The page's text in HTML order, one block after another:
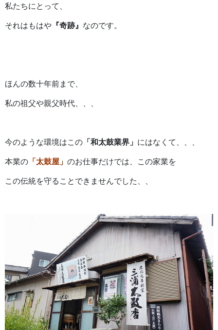
私たちにとって、
それはもはや 『奇跡』 なのです。
ほんの数十年前まで、
私の祖父や親父時代、、、
今のような環境はこの 「和太鼓業界」 にはなくて、、、
本業の 「太鼓屋」 のお仕事だけでは、この家業を
この伝統を守ることできませんでした、、